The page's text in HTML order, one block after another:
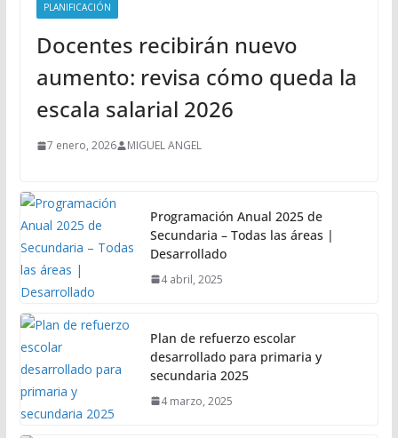
PLANIFICACIÓN
Docentes recibirán nuevo
aumento: revisa cómo queda la
escala salarial 2026
7 enero, 2026 MIGUEL ANGEL
Programación Anual 2025 de
Secundaria – Todas las áreas |
Desarrollado
4 abril, 2025
Plan de refuerzo escolar
desarrollado para primaria y
secundaria 2025
4 marzo, 2025